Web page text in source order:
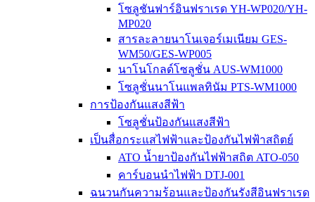
โซลูชันฟาร์อินฟราเรด YH-WP020/YH-
MP020
สารละลายนาโนเจอร์เมเนียม GES-
WM50/GES-WP005
นาโนโกลด์โซลูชั่น AUS-WM1000
โซลูชั่นนาโนแพลทินัม PTS-WM1000
การป้องกันแสงสีฟ้า
โซลูชั่นป้องกันแสงสีฟ้า
เป็นสื่อกระแสไฟฟ้าและป้องกันไฟฟ้าสถิตย์
ATO น้ำยาป้องกันไฟฟ้าสถิต ATO-050
คาร์บอนนำไฟฟ้า DTJ-001
ฉนวนกันความร้อนและป้องกันรังสีอินฟราเรด